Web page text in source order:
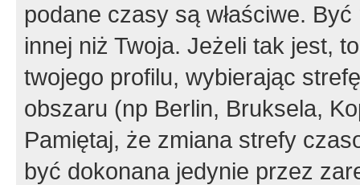
podane czasy są właściwe.
innej niż Twoja. Jeżeli tak jest,
twojego profilu, wybierając
obszaru (np Berlin, Bruksela,
Pamiętaj, że zmiana strefy
być dokonana jedynie przez